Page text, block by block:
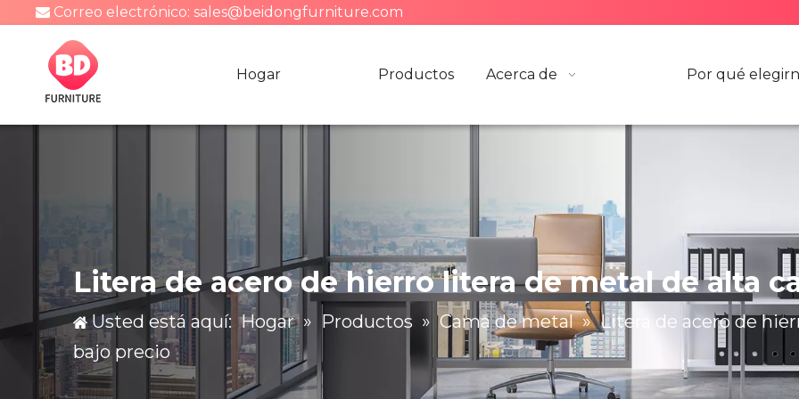
 Correo electrónico: sales@beidongfurniture.com
Hogar Productos Acerca de Por qué
Litera de acero de hierro litera de metal de alta
Usted está aquí: Hogar » Productos » Cama de metal » Litera de acero de
bajo precio